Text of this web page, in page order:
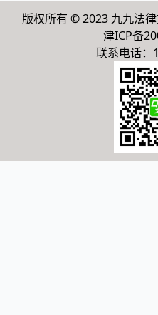
版权所有 © 2023 九九法
津ICP备
联系电话：